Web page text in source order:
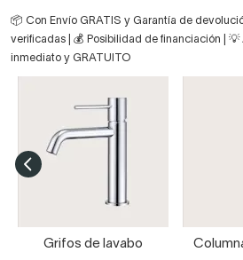
📦 Con Envío GRATIS y Garantía de
verificadas | 💰 Posibilidad de financiación | 💡
inmediato y GRATUITO
Grifos de lavabo